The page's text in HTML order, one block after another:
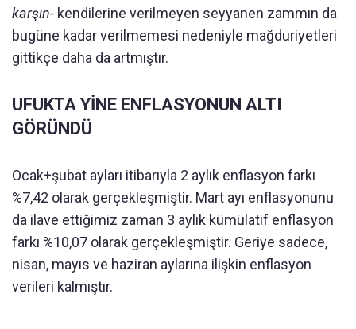
karşın- kendilerine verilmeyen seyyanen zammın da
bugüne kadar verilmemesi nedeniyle mağduriyetleri
gittikçe daha da artmıştır.
UFUKTA YİNE ENFLASYONUN ALTI
GÖRÜNDÜ
Ocak+şubat ayları itibarıyla 2 aylık enflasyon farkı
%7,42 olarak gerçekleşmiştir. Mart ayı enflasyonunu
da ilave ettiğimiz zaman 3 aylık kümülatif enflasyon
farkı %10,07 olarak gerçekleşmiştir. Geriye sadece,
nisan, mayıs ve haziran aylarına ilişkin enflasyon
verileri kalmıştır.